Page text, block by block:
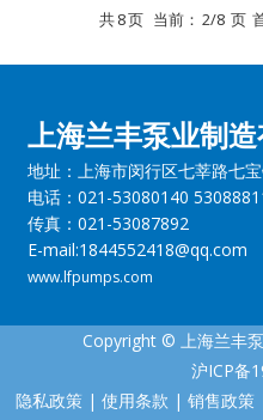
共8页 当前： 2/8 页
上海兰丰泵业制
地址：上海市闵行区七莘路七
电话：021-53080140
传真：021-53087892
E-mail:1844552418@qq.com
www.lfpumps.com
Copyright © 上海兰丰
沪ICP备
隐私政策 | 使用条款 | 销售政策